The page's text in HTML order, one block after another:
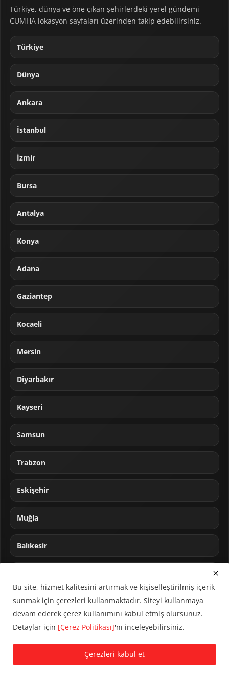
Türkiye, dünya ve öne çıkan şehirlerdeki yerel gündemi
CUMHA lokasyon sayfaları üzerinden takip edebilirsiniz.
Türkiye
Dünya
Ankara
İstanbul
İzmir
Bursa
Antalya
Konya
Adana
Gaziantep
Kocaeli
Mersin
Diyarbakır
Kayseri
Samsun
Trabzon
Eskişehir
Muğla
Balıkesir
© 2024 CUMHA (Cumhur Haber Ajansı) Tüm hakları saklıdır.
KVKK Aydınlatma Metni
Çerez Politikası
Bu site, hizmet kalitesini artırmak ve kişiselleştirilmiş içerik
sunmak için çerezleri kullanmaktadır. Siteyi kullanmaya
devam ederek çerez kullanımını kabul etmiş olursunuz.
Detaylar için [Çerez Politikası]'nı inceleyebilirsiniz.
Çerezleri kabul et